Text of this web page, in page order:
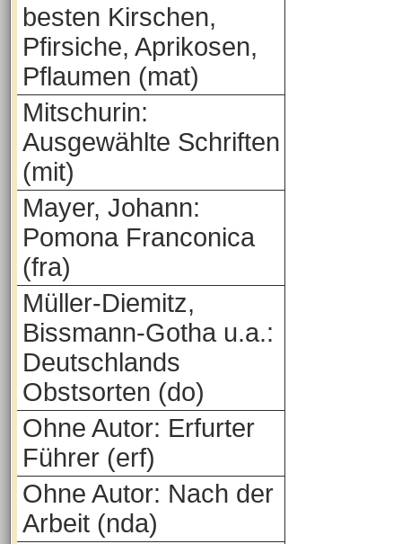
besten Kirschen,
Pfirsiche, Aprikosen,
Pflaumen (mat)
Mitschurin:
Ausgewählte Schriften
(mit)
Mayer, Johann:
Pomona Franconica
(fra)
Müller-Diemitz,
Bissmann-Gotha u.a.:
Deutschlands
Obstsorten (do)
Ohne Autor: Erfurter
Führer (erf)
Ohne Autor: Nach der
Arbeit (nda)